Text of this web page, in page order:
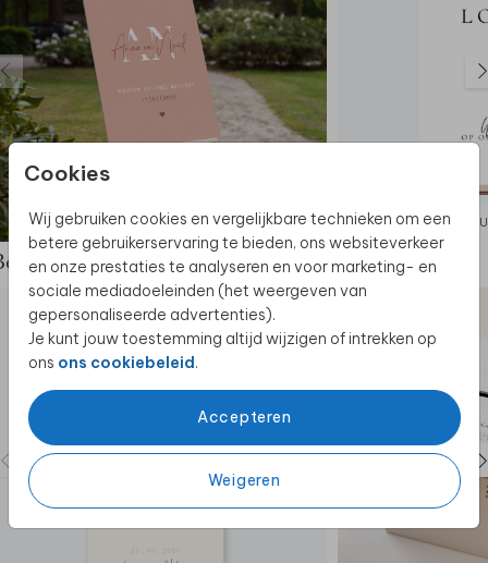
Cookies
Wij gebruiken cookies en vergelijkbare technieken om een
betere gebruikerservaring te bieden, ons websiteverkeer
en onze prestaties te analyseren en voor marketing- en
sociale mediadoeleinden (het weergeven van
gepersonaliseerde advertenties).
Je kunt jouw toestemming altijd wijzigen of intrekken op
ons ons cookiebeleid.
Accepteren
Weigeren
Ontdek alle beschikbare materialenvoor de
bruiloftsborden.
Dit welkomstbord maakt deel uit vaneen complete
set in deze stijl.
BRUILOFTSBORD
de complete set